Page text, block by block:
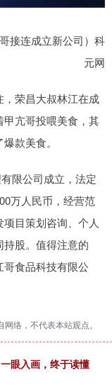
接连成立新公司）科
元网
荣昌大叔林江在成
亢哥投喂美食，其
款美食。
限公司成立，法定
万人民币，经营范
目策划咨询、个人
股。值得注意的
食品科技有限公
络，不代表本站观点。
眼入画，终于读懂